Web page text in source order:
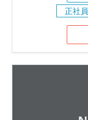
正社員